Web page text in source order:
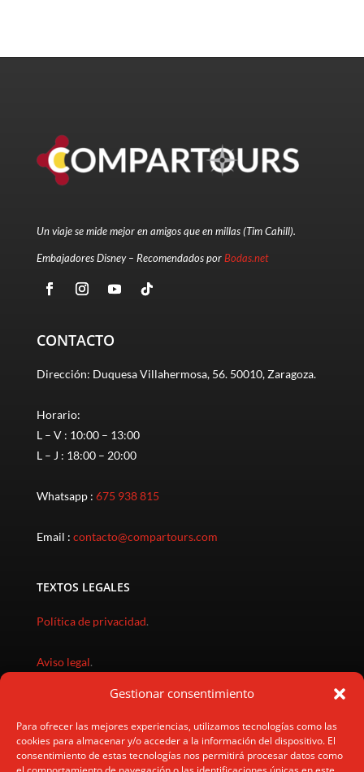
Gestionar consentimiento
Para ofrecer las mejores experiencias, utilizamos tecnologías como las
cookies para almacenar y/o acceder a la información del dispositivo. El
consentimiento de estas tecnologías nos permitirá procesar datos como
Un viaje se mide mejor en amigos que en millas (Tim Cahill).
Embajadores Disney – Recomendados porBodas.net
CONTACTO
Dirección: Duquesa Villahermosa, 56. 50010, Zaragoza.
Horario:
L – V : 10:00 – 13:00
L – J : 18:00 – 20:00
Whatsapp : 675 938 815
Email : contacto@compartours.com
TEXTOS LEGALES
Política de privacidad.
Aviso legal.
Política de cookies.
Política gastos cancelación.